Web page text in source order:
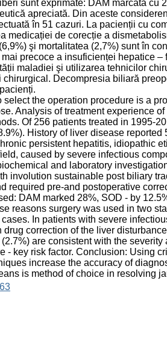
sunt exprimate: DAM marcată cu
apreciată. Din aceste
în 51 cazuri. La pacienții cu
medicației de corecție a
şi mortalitatea (2,7%) sunt în
precoce a insuficienței hepatice –
maladiei şi utilizarea tehnicilor
Decompresia biliară
select the operation procedure is a
Analysis of treatment experience
Of 256 patients treated in 1995-
History of liver disease reported
persistent hepatitis, idiopathic
caused by severe infectious
and laboratory
involution sustainable post biliary
required pre-and postoperative
DAM marked 28%, SOD - by
reasons surgery was used in two
In patients with severe
correction of the liver
are consistent with the
key risk factor. Conclusion: Using
increase the accuracy of
is method of choice in resolving